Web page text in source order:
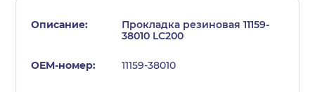
Прокладка резиновая 11159-
38010 LC200
11159-38010